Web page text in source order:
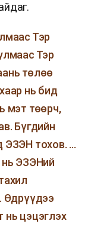
Тэр
Тэр
төлөө
нь бид
мэт төөрч,
Бүгдийн
ЭЗЭН тохов. …
нь ЭЗЭНий
Өдрүүдээ
нь цэцэглэх